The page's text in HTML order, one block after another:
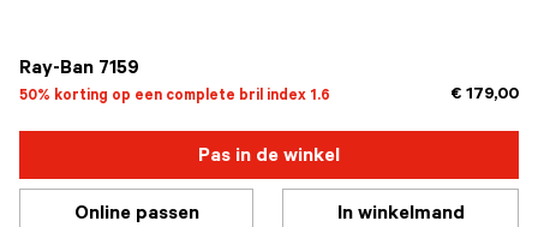
Ray-Ban 7159
50% korting op een complete bril index 1.6 € 179,00
Pas in de winkel
Online passen In winkelmand